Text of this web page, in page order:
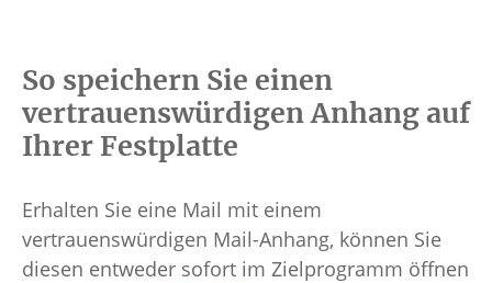
So speichern Sie einen
vertrauenswürdigen Anhang auf
Ihrer Festplatte
Erhalten Sie eine Mail mit einem
vertrauenswürdigen Mail-Anhang, können Sie
diesen entweder sofort im Zielprogramm öffnen